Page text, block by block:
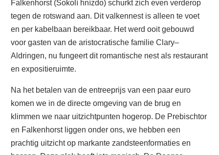
Falkenhorst (Sokolí hnízdo) schurkt zich even verderop
tegen de rotswand aan. Dit valkennest is alleen te voet
en per kabelbaan bereikbaar. Het werd ooit gebouwd
voor gasten van de aristocratische familie Clary–
Aldringen, nu fungeert dit romantische nest als restaurant
en expositieruimte.
Na het betalen van de entreeprijs van een paar euro
komen we in de directe omgeving van de brug en
klimmen we naar uitzichtpunten hogerop. De Prebischtor
en Falkenhorst liggen onder ons, we hebben een
prachtig uitzicht op markante zandsteenformaties en